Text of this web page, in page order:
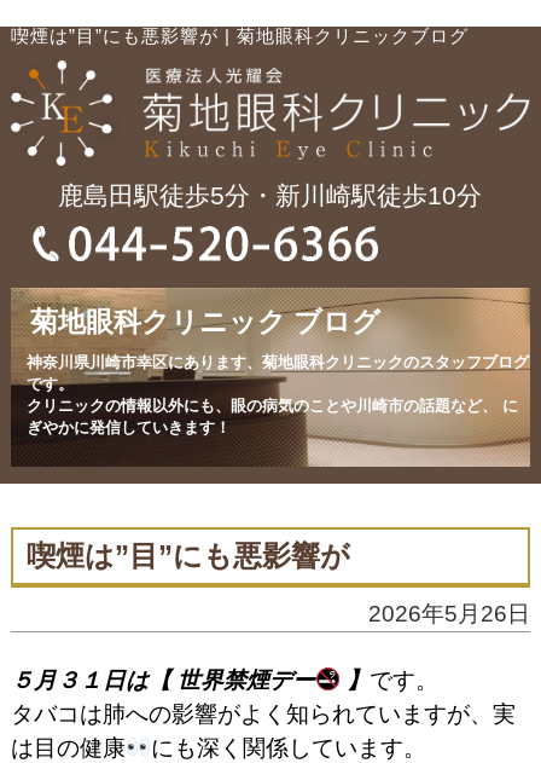
喫煙は”目”にも悪影響が | 菊地眼科クリニックブログ
鹿島田駅徒歩5分・新川崎駅徒歩10分
菊地眼科クリニック ブログ
神奈川県川崎市幸区にあります、菊地眼科クリニックのスタッフブログ
です。
クリニックの情報以外にも、眼の病気のことや川崎市の話題など、
に
ぎやかに発信していきます！
喫煙は”目”にも悪影響が
2026年5月26日
５月３１日は【 世界禁煙デー 】 です。
タバコは肺への影響がよく知られていますが、実
は目の健康
にも深く関係しています。